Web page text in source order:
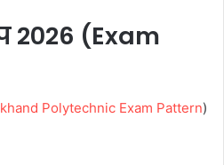
2026 (Exam
Polytechnic Exam Pattern)